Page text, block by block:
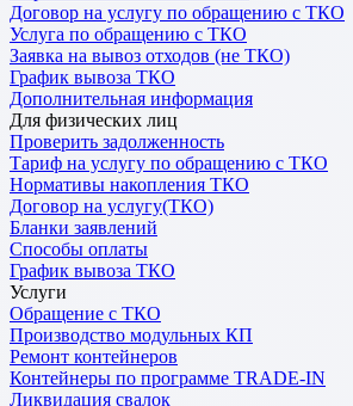
Договор на услугу по обращению с ТКО
Услуга по обращению с ТКО
Заявка на вывоз отходов (не ТКО)
График вывоза ТКО
Дополнительная информация
Для физических лиц
Проверить задолженность
Тариф на услугу по обращению с ТКО
Нормативы накопления ТКО
Договор на услугу(ТКО)
Бланки заявлений
Способы оплаты
График вывоза ТКО
Услуги
Обращение с ТКО
Производство модульных КП
Ремонт контейнеров
Контейнеры по программе TRADE-IN
Ликвидация свалок